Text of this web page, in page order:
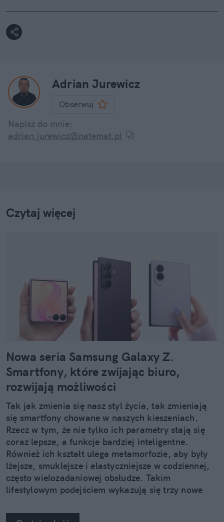
Adrian Jurewicz
Obserwuj
Napisz do mnie:
adrian.jurewicz@natemat.pl
Czytaj więcej
Nowa seria Samsung Galaxy Z.
Smartfony, które zwijając biuro,
rozwijają możliwości
Tak jak zmienia się nasz styl życia, tak zmieniają
się smartfony chowane w naszych kieszeniach.
Rzecz w tym, że nie tylko ich parametry stają się
coraz lepsze, a funkcje bardziej inteligentne.
Również ich kształt ulega metamorfozie, aby były
lżejsze, smuklejsze i elastyczniejsze w codziennej,
często wielozadaniowej obsłudze. Takim
lifestylowym podejściem wykazują się trzy nowe